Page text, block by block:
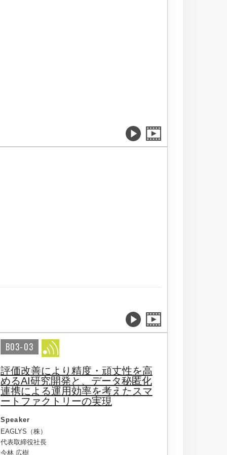
B03-03
評価改善により精度・頑丈性を高
めるAI研究開発と、データ秘匿化
連携による運用効率を考えたスマ
ートファクトリーの実現
Speaker
EAGLYS（株）
代表取締役社長
今林 広樹